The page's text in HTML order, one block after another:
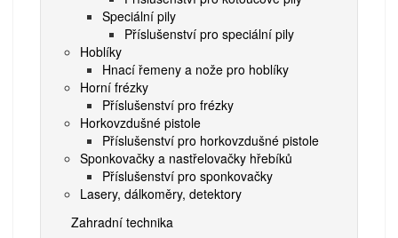
Speciální pily
Příslušenství pro speciální pily
Hoblíky
Hnací řemeny a nože pro hoblíky
Horní frézky
Příslušenství pro frézky
Horkovzdušné pistole
Příslušenství pro horkovzdušné pistole
Sponkovačky a nastřelovačky hřebíků
Příslušenství pro sponkovačky
Lasery, dálkoměry, detektory
Zahradní technika